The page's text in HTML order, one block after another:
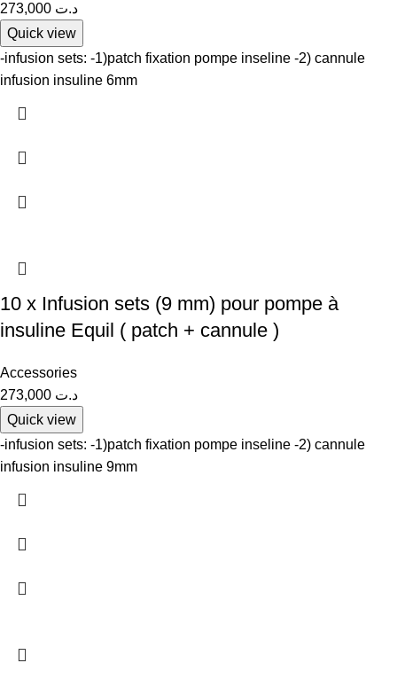
د.ت
Quick view
-infusion sets: -1)patch fixation pompe inseline -2) cannule
infusion insuline 6mm
10 x Infusion sets (9 mm) pour pompe à
insuline Equil ( patch + cannule )
Accessories
د.ت
Quick view
-infusion sets: -1)patch fixation pompe inseline -2) cannule
infusion insuline 9mm